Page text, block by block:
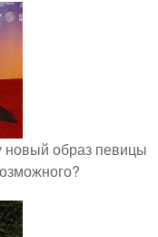
образ певицы